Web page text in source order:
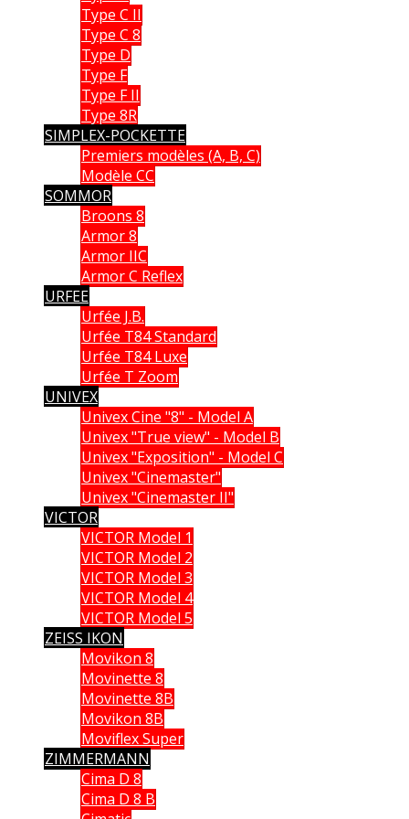
Type C II
Type C 8
Type D
Type F
Type F II
Type 8R
SIMPLEX-POCKETTE
Premiers modèles (A, B, C)
Modèle CC
SOMMOR
Broons 8
Armor 8
Armor IIC
Armor C Reflex
URFEE
Urfée J.B.
Urfée T84 Standard
Urfée T84 Luxe
Urfée T Zoom
UNIVEX
Univex Cine "8" - Model A
Univex "True view" - Model B
Univex "Exposition" - Model C
Univex "Cinemaster"
Univex "Cinemaster II"
VICTOR
VICTOR Model 1
VICTOR Model 2
VICTOR Model 3
VICTOR Model 4
VICTOR Model 5
ZEISS IKON
Movikon 8
Movinette 8
Movinette 8B
Movikon 8B
Moviflex Super
ZIMMERMANN
Cima D 8
Cima D 8 B